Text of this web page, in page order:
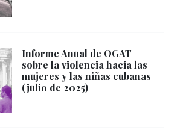
Informe Anual de OGAT
sobre la violencia hacia las
mujeres y las niñas cubanas
(julio de 2025)